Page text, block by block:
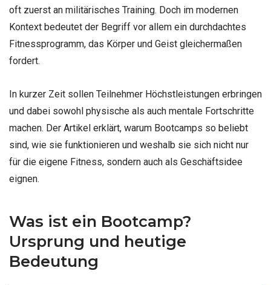
oft zuerst an militärisches Training. Doch im modernen
Kontext bedeutet der Begriff vor allem ein durchdachtes
Fitnessprogramm, das Körper und Geist gleichermaßen
fordert.
In kurzer Zeit sollen Teilnehmer Höchstleistungen erbringen
und dabei sowohl physische als auch mentale Fortschritte
machen. Der Artikel erklärt, warum Bootcamps so beliebt
sind, wie sie funktionieren und weshalb sie sich nicht nur
für die eigene Fitness, sondern auch als Geschäftsidee
eignen.
Was ist ein Bootcamp?
Ursprung und heutige
Bedeutung